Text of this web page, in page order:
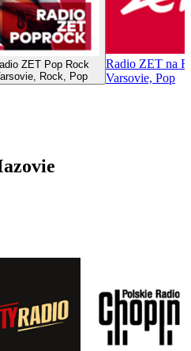
ZET Pop Rock
Rock, Pop
Radio ZET na
Varsovie, Pop